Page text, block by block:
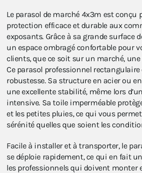
Le parasol de marché 4x3m est conçu
protection efficace et durable aux
exposants. Grâce à sa grande surface
un espace ombragé confortable pour
clients, que ce soit sur un marché,
Ce parasol professionnel
robustesse. Sa structure en acier ou
une excellente stabilité, même lors
intensive. Sa toile imperméable
et les petites pluies, ce qui vous
sérénité quelles que soient les
Facile à installer et à transporter, le
se déploie rapidement, ce qui en fait
les professionnels qui doivent monter